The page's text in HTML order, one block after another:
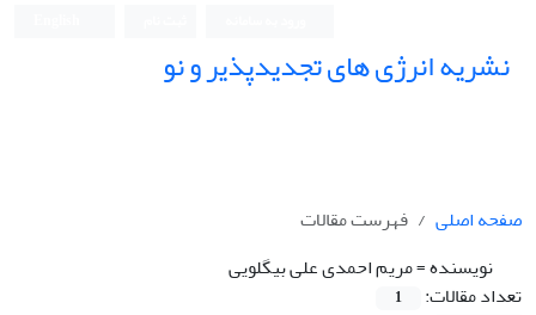
نشریه انرژی های تجدیدپذیر و نو
صفحه اصلی
فهرست مقالات
نویسنده =مریم احمدی علی بیگلویی
تعداد مقالات:
1